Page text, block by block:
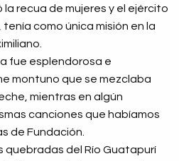
recua de mujeres y el ejército
como única misión en la
fue esplendorosa e
montuno que se mezclaba
mientras en algún
canciones que habíamos
de Fundación.
quebradas del Río Guatapurí